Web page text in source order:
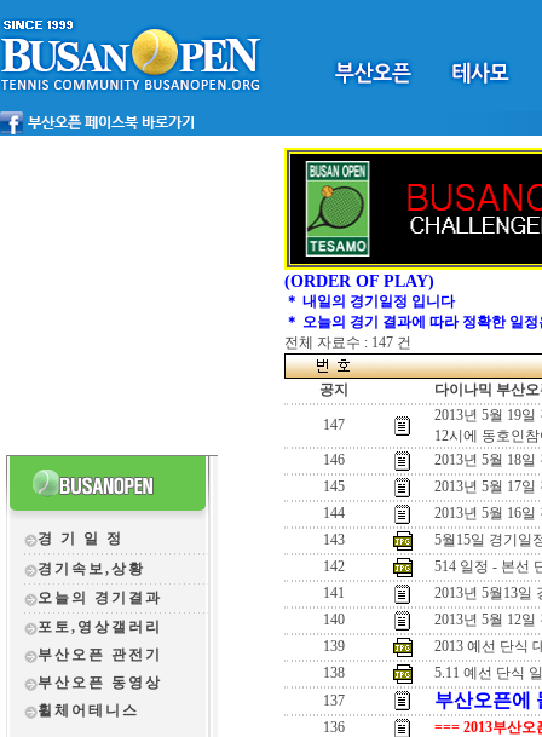
경 기 일 정
경기속보,상황
오늘의 경기결과
포토,영상갤러리
부산오픈 관전 기
부산오픈 동영상
휠체어테니스
(ORDER OF PLAY)
＊ 내일의 경기일정 입니다
＊ 오늘의 경기 결과에 따라 정확한 일
전체 자료수 : 147 건
공지 다이나믹 부산
147
2013년 5월 19
12시에 동호인
146
2013년 5월 18
145
2013년 5월 17
144
2013년 5월 16
143
5월15일 경기일
142
514 일정 - 본선
141
2013년 5월13일
140
2013년 5월 12
139
2013 예선 단식
138
5.11 예선 단식
137
부산오픈에
136
=== 2013부산